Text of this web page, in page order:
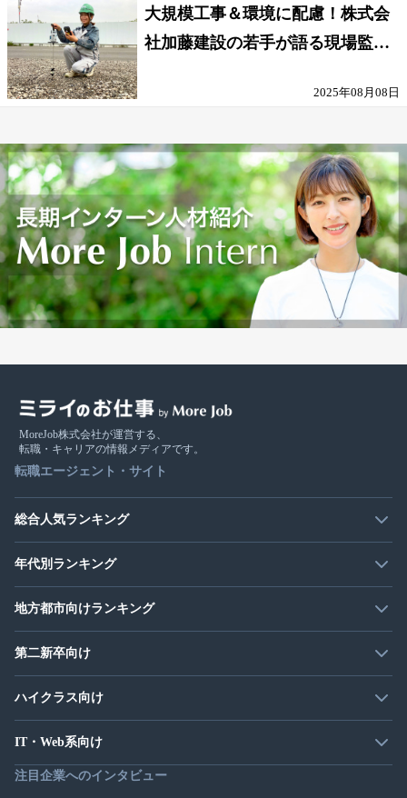
大規模工事＆環境に配慮！株式会
社加藤建設の若手が語る現場監督
2025年08月08日
MoreJob株式会社が運営する、
転職・キャリアの情報メディアです。
転職エージェント・サイト
総合人気ランキング
年代別ランキング
地方都市向けランキング
第二新卒向け
ハイクラス向け
IT・Web系向け
注目企業へのインタビュー